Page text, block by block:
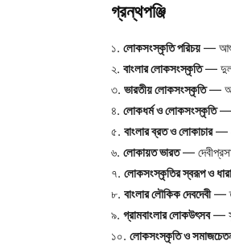
গ্রন্থপঞ্জি
১. লোকসংস্কৃতি পরিচয়—
২. বাংলার লোকসংস্কৃতি—
৩. ভারতীয় লোকসংস্কৃতি—
৪. লোকধর্ম ও লোকসংস্কৃতি—
৫. বাংলার ব্রত ও লোকাচার—
৬. লোকায়ত ভারত—
৭. লোকসংস্কৃতির স্বরূপ ও ধারা
৮. বাংলার লৌকিক দেবদেবী—
৯. গ্রামবাংলার লোকউৎসব—
১০. লোকসংস্কৃতি ও